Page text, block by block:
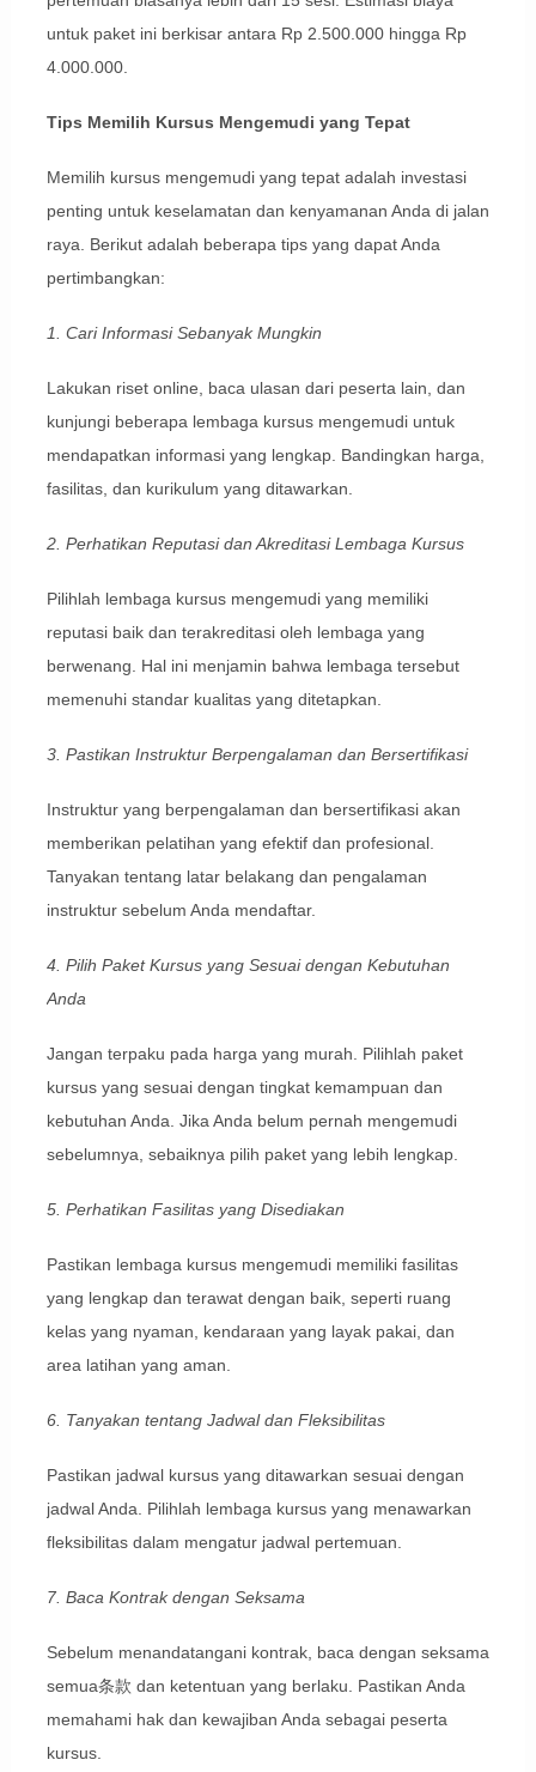
untuk paket ini berkisar antara Rp 2.500.000 hingga Rp
4.000.000.
Tips Memilih Kursus Mengemudi yang Tepat
Memilih kursus mengemudi yang tepat adalah investasi
penting untuk keselamatan dan kenyamanan Anda di jalan
raya. Berikut adalah beberapa tips yang dapat Anda
pertimbangkan:
1. Cari Informasi Sebanyak Mungkin
Lakukan riset online, baca ulasan dari peserta lain, dan
kunjungi beberapa lembaga kursus mengemudi untuk
mendapatkan informasi yang lengkap. Bandingkan harga,
fasilitas, dan kurikulum yang ditawarkan.
2. Perhatikan Reputasi dan Akreditasi Lembaga Kursus
Pilihlah lembaga kursus mengemudi yang memiliki
reputasi baik dan terakreditasi oleh lembaga yang
berwenang. Hal ini menjamin bahwa lembaga tersebut
memenuhi standar kualitas yang ditetapkan.
3. Pastikan Instruktur Berpengalaman dan Bersertifikasi
Instruktur yang berpengalaman dan bersertifikasi akan
memberikan pelatihan yang efektif dan profesional.
Tanyakan tentang latar belakang dan pengalaman
instruktur sebelum Anda mendaftar.
4. Pilih Paket Kursus yang Sesuai dengan Kebutuhan
Anda
Jangan terpaku pada harga yang murah. Pilihlah paket
kursus yang sesuai dengan tingkat kemampuan dan
kebutuhan Anda. Jika Anda belum pernah mengemudi
sebelumnya, sebaiknya pilih paket yang lebih lengkap.
5. Perhatikan Fasilitas yang Disediakan
Pastikan lembaga kursus mengemudi memiliki fasilitas
yang lengkap dan terawat dengan baik, seperti ruang
kelas yang nyaman, kendaraan yang layak pakai, dan
area latihan yang aman.
6. Tanyakan tentang Jadwal dan Fleksibilitas
Pastikan jadwal kursus yang ditawarkan sesuai dengan
jadwal Anda. Pilihlah lembaga kursus yang menawarkan
fleksibilitas dalam mengatur jadwal pertemuan.
7. Baca Kontrak dengan Seksama
Sebelum menandatangani kontrak, baca dengan seksama
semua条款 dan ketentuan yang berlaku. Pastikan Anda
memahami hak dan kewajiban Anda sebagai peserta
kursus.